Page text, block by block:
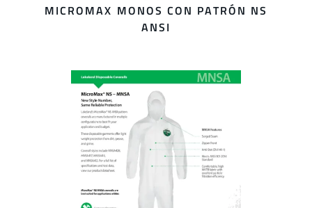
MICROMAX MONOS CON PATRÓN NS
ANSI